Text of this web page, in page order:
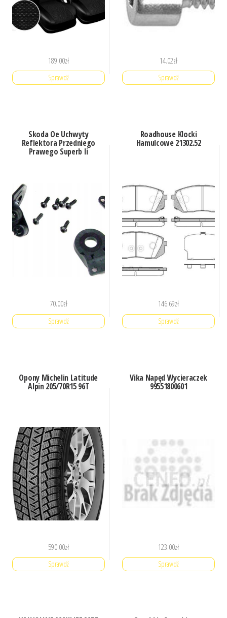
189.00zł
Sprawdź
14.02zł
Sprawdź
Skoda Oe Uchwyty
Reflektora Przedniego
Prawego Superb Ii
70.00zł
Sprawdź
Roadhouse Klocki
Hamulcowe 21302.52
146.69zł
Sprawdź
Opony Michelin Latitude
Alpin 205/70R15 96T
590.00zł
Sprawdź
Vika Napęd Wycieraczek
99551800601
123.00zł
Sprawdź